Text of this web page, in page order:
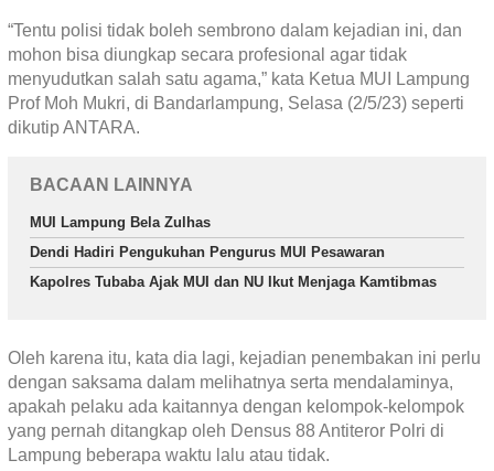
“Tentu polisi tidak boleh sembrono dalam kejadian ini, dan
mohon bisa diungkap secara profesional agar tidak
menyudutkan salah satu agama,” kata Ketua MUI Lampung
Prof Moh Mukri, di Bandarlampung, Selasa (2/5/23) seperti
dikutip ANTARA.
BACAAN LAINNYA
MUI Lampung Bela Zulhas
Dendi Hadiri Pengukuhan Pengurus MUI Pesawaran
Kapolres Tubaba Ajak MUI dan NU Ikut Menjaga Kamtibmas
Oleh karena itu, kata dia lagi, kejadian penembakan ini perlu
dengan saksama dalam melihatnya serta mendalaminya,
apakah pelaku ada kaitannya dengan kelompok-kelompok
yang pernah ditangkap oleh Densus 88 Antiteror Polri di
Lampung beberapa waktu lalu atau tidak.